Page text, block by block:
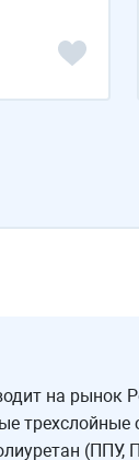
на рынок
(ППУ,